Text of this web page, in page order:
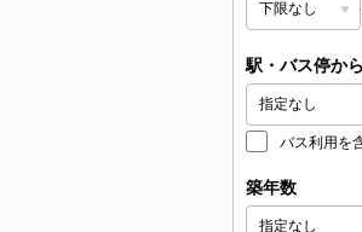
駅・バス停か
バス利用を
築年数